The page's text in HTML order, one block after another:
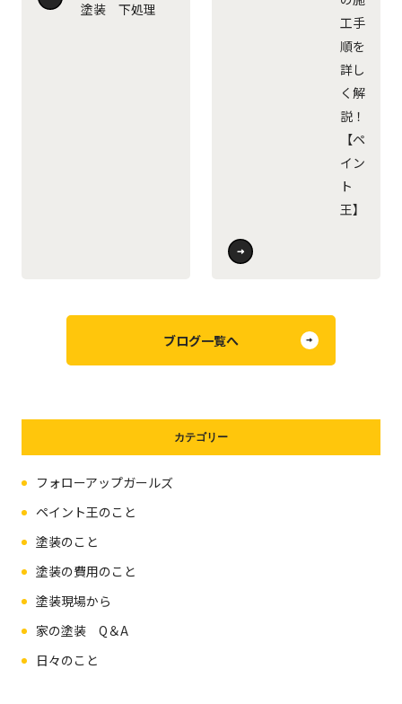
塗装 下処理
工手
順を
詳し
く解
説！
【ペ
イン
ト
王】
ブログ一覧へ
カテゴリー
フォローアップガールズ
ペイント王のこと
塗装のこと
塗装の費用のこと
塗装現場から
家の塗装 Q＆A
日々のこと